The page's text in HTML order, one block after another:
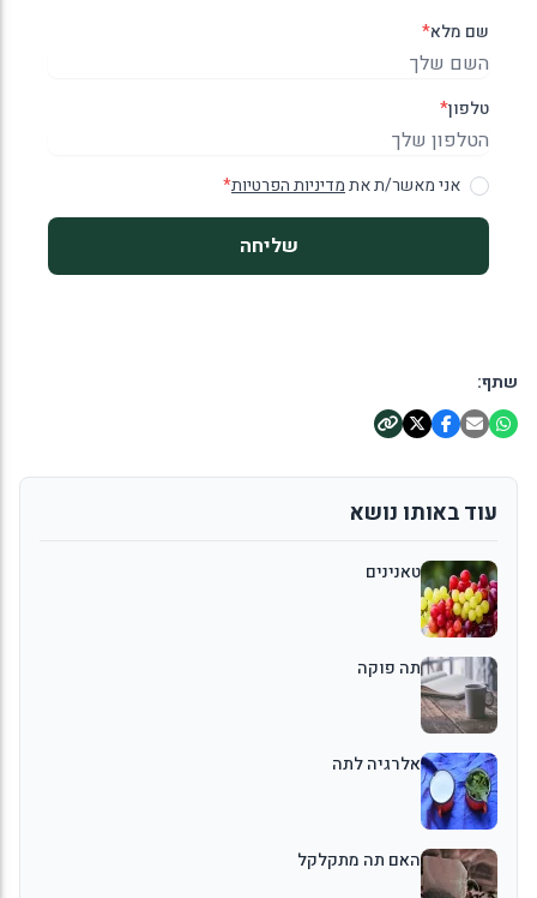
שם מלא*
טלפון*
אני מאשר/ת אתמדיניות הפרטיות*
שליחה
שתף:
עוד באותו נושא
טאנינים
תה פוקה
אלרגיה לתה
האם תה מתקלקל